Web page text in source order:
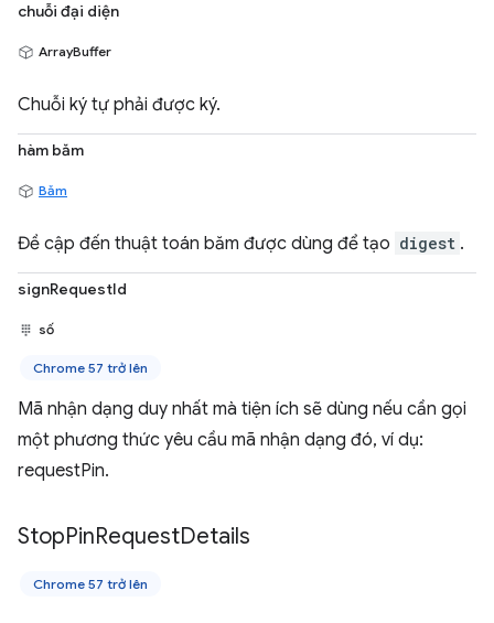
chuỗi đại diện
ArrayBuffer
Chuỗi ký tự phải được ký.
hàm băm
Băm
Đề cập đến thuật toán băm được dùng để tạo digest .
signRequestId
số
Chrome 57 trở lên
Mã nhận dạng duy nhất mà tiện ích sẽ dùng nếu cần gọi
một phương thức yêu cầu mã nhận dạng đó, ví dụ:
requestPin.
StopPinRequestDetails
Chrome 57 trở lên